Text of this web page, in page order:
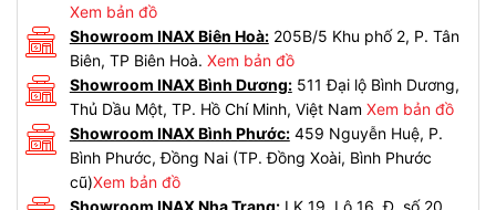
Xem bản đồ
Showroom INAX Biên Hoà:205B/5 Khu phố 2, P. Tân
Biên, TP Biên Hoà. Xem bản đồ
Showroom INAX Bình Dương:511 Đại lộ Bình Dương,
Thủ Dầu Một, TP. Hồ Chí Minh, Việt Nam Xem bản đồ
Showroom INAX Bình Phước:459 Nguyễn Huệ, P.
Bình Phước, Đồng Nai (TP. Đồng Xoài, Bình Phước
cũ)Xem bản đồ
Showroom INAX Nha Trang:LK 19, Lô 16, Đ. số 20